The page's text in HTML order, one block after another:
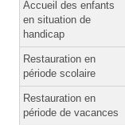
Accueil des enfants
en situation de
handicap
Restauration en
période scolaire
Restauration en
période de vacances